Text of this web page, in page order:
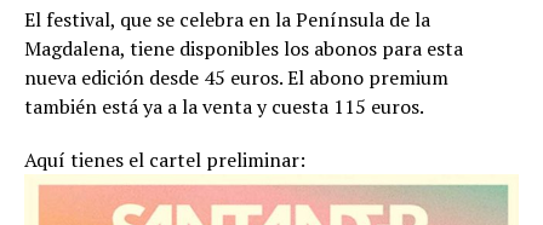
El festival, que se celebra en la Península de la
Magdalena, tiene disponibles los abonos para esta
nueva edición desde 45 euros. El abono premium
también está ya a la venta y cuesta 115 euros.
Aquí tienes el cartel preliminar: